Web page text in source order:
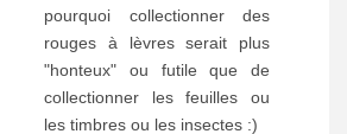
pourquoi collectionner des
rouges à lèvres serait plus
"honteux" ou futile que de
collectionner les feuilles ou
les timbres ou les insectes :)